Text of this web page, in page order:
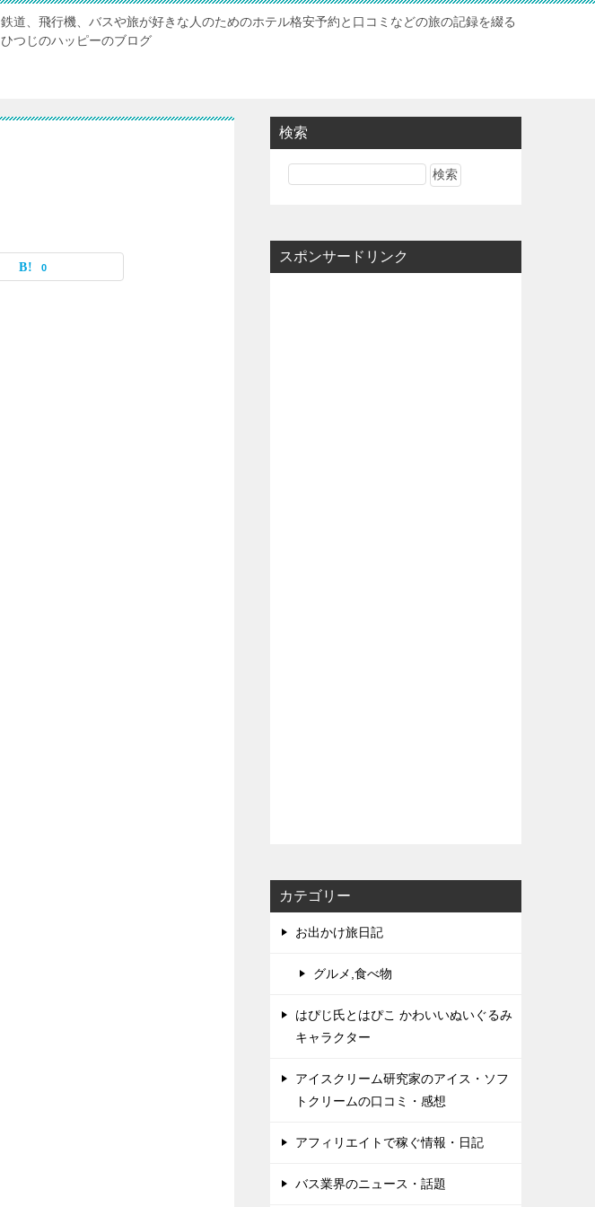
鉄道、飛行機、バスや旅が好きな人のためのホテル格安予約と口コミなどの旅の記録を綴る
ひつじのハッピーのブログ
0
検索
スポンサードリンク
カテゴリー
お出かけ旅日記
グルメ,食べ物
はぴじ氏とはぴこ かわいいぬいぐるみ
キャラクター
アイスクリーム研究家のアイス・ソフ
トクリームの口コミ・感想
アフィリエイトで稼ぐ情報・日記
バス業界のニュース・話題